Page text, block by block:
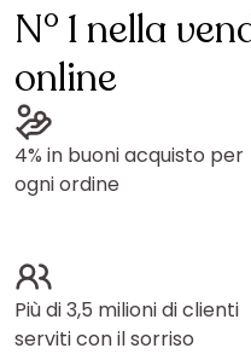
N° 1 nella
online
4% in buoni acquisto per
ogni ordine
Più di 3,5 milioni di clienti
serviti con il sorriso